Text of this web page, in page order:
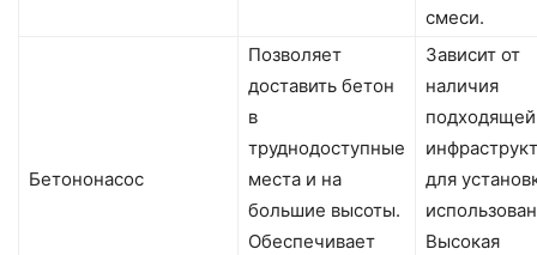
смеси.
Бетононасос
Позволяет
доставить бетон
в
труднодоступные
места и на
большие высоты.
Обеспечивает
Зависит от
наличия
подходящей
для
Высокая